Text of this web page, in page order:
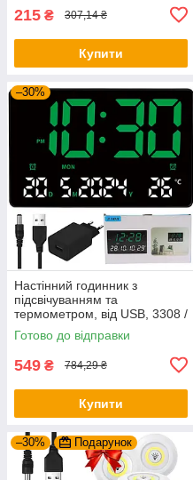
215 ₴ 307,14 ₴
Купити
–30%
Настінний годинник з
підсвічуванням та
термометром, від USB, 3308 /
Електронний годинник на
стіну / Будильник
Готово до відправки
549 ₴ 784,29 ₴
Купити
–30% Подарунок